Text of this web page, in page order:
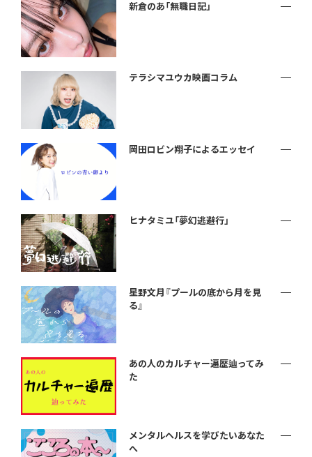
新倉のあ「無職日記」
テラシマユウカ映画コラム
岡田ロビン翔子によるエッセイ
ヒナタミユ「夢幻逃避行」
星野文月『プールの底から月を見
る』
あの人のカルチャー遍歴辿ってみ
た
メンタルヘルスを学びたいあなた
へ